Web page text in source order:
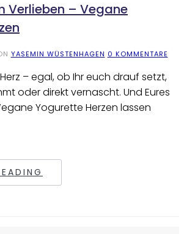
Verlieben – Vegane
YASEMIN WÜSTENHAGEN 0 KOMMENTARE
– egal, ob Ihr euch drauf setzt,
oder direkt vernascht. Und Eures
Yogurette Herzen lassen